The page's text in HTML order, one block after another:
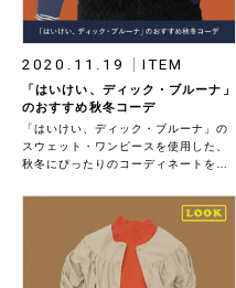
2020.11.19 ITEM
「はいけい、ディック・ブルーナ」
のおすすめ秋冬コーデ
「はいけい、ディック・ブルーナ」の
スウェット・ワンピースを使用した、
秋冬にぴったりのコーディネートをご